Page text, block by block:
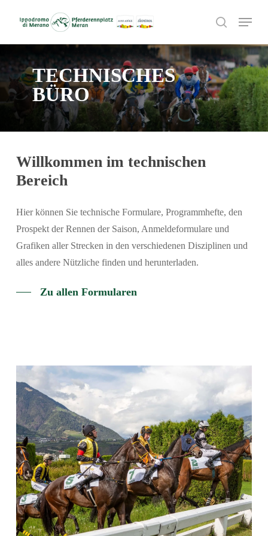
search
Menu
TECHNISCHES
BÜRO
Willkommen im technischen
Bereich
Hier können Sie technische Formulare, Programmhefte, den
Prospekt der Rennen der Saison, Anmeldeformulare und
Grafiken aller Strecken in den verschiedenen Disziplinen und
alles andere Nützliche finden und herunterladen.
Zu allen Formularen